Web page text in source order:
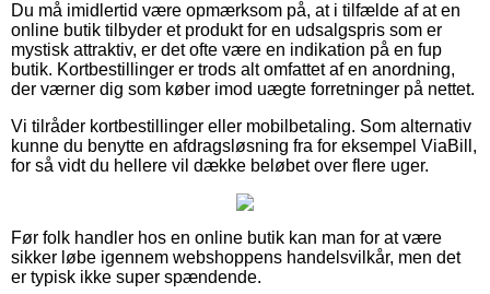
Du må imidlertid være opmærksom på, at i tilfælde af at en
online butik tilbyder et produkt for en udsalgspris som er
mystisk attraktiv, er det ofte være en indikation på en fup
butik. Kortbestillinger er trods alt omfattet af en anordning,
der værner dig som køber imod uægte forretninger på nettet.
Vi tilråder kortbestillinger eller mobilbetaling. Som alternativ
kunne du benytte en afdragsløsning fra for eksempel ViaBill,
for så vidt du hellere vil dække beløbet over flere uger.
Før folk handler hos en online butik kan man for at være
sikker løbe igennem webshoppens handelsvilkår, men det
er typisk ikke super spændende.